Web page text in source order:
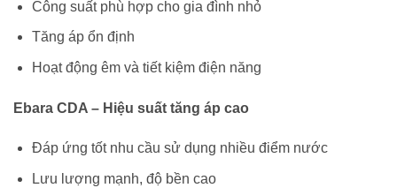
Công suất phù hợp cho gia đình nhỏ
Tăng áp ổn định
Hoạt động êm và tiết kiệm điện năng
Ebara CDA – Hiệu suất tăng áp cao
Đáp ứng tốt nhu cầu sử dụng nhiều điểm nước
Lưu lượng mạnh, độ bền cao